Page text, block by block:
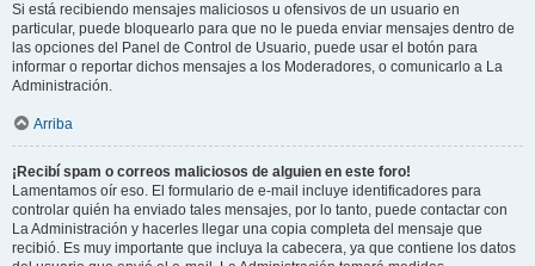
Si está recibiendo mensajes maliciosos u ofensivos de un usuario en
particular, puede bloquearlo para que no le pueda enviar mensajes dentro de
las opciones del Panel de Control de Usuario, puede usar el botón para
informar o reportar dichos mensajes a los Moderadores, o comunicarlo a La
Administración.
Arriba
¡Recibí spam o correos maliciosos de alguien en este foro!
Lamentamos oír eso. El formulario de e-mail incluye identificadores para
controlar quién ha enviado tales mensajes, por lo tanto, puede contactar con
La Administración y hacerles llegar una copia completa del mensaje que
recibió. Es muy importante que incluya la cabecera, ya que contiene los datos